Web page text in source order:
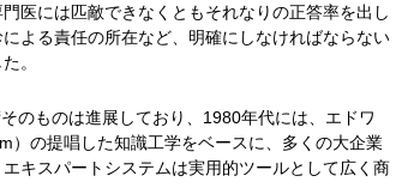
医には匹敵できなくともそれなりの正答率を出し
よる責任の所在など、明確にしなければならない
。
のものは進展しており、 1980年代には、エドワ
）の提唱した知識工学をベースに、多くの大企業
キスパートシステムは実用的ツールとして広く商